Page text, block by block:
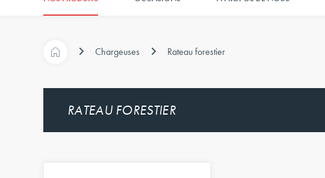
Chargeuses Rateau forestier
RATEAU FORESTIER